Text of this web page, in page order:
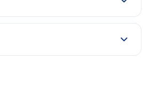
do CPF. Negativados também